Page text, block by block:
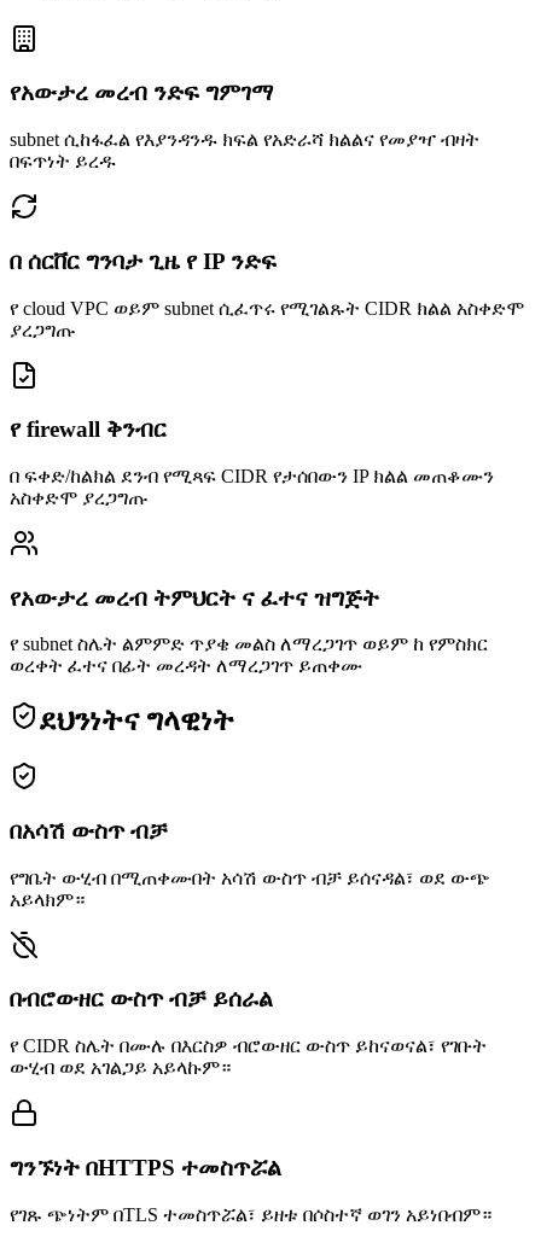
የአውታረ መረብ ንድፍ ግምገማ
subnet ሲከፋፈል የእያንዳንዱ ክፍል የአድራሻ ክልልና የመያዣ ብዛት
በፍጥነት ይረዱ
በ ሰርቨር ግንባታ ጊዜ የ IP ንድፍ
የ cloud VPC ወይም subnet ሲፈጥሩ የሚገልጹት CIDR ክልል አስቀድሞ
ያረጋግጡ
የ firewall ቅንብር
በ ፍቀድ/ከልክል ደንብ የሚጻፍ CIDR የታሰበውን IP ክልል መጠቆሙን
አስቀድሞ ያረጋግጡ
የአውታረ መረብ ትምህርት ና ፈተና ዝግጅት
የ subnet ስሌት ልምምድ ጥያቄ መልስ ለማረጋገጥ ወይም ከ የምስክር
ወረቀት ፈተና በፊት መረዳት ለማረጋገጥ ይጠቀሙ
ደህንነትና ግላዊነት
በአሳሽ ውስጥ ብቻ
የግቤት ውሂብ በሚጠቀሙበት አሳሽ ውስጥ ብቻ ይሰናዳል፣ ወደ ውጭ
አይላክም።
በብሮውዘር ውስጥ ብቻ ይሰራል
የ CIDR ስሌት በሙሉ በእርስዎ ብሮውዘር ውስጥ ይከናወናል፣ የገቡት
ውሂብ ወደ አገልጋይ አይላኩም።
ግንኙነት በHTTPS ተመስጥሯል
የገጹ ጭነትም በTLS ተመስጥሯል፣ ይዘቱ በሶስተኛ ወገን አይነበብም።